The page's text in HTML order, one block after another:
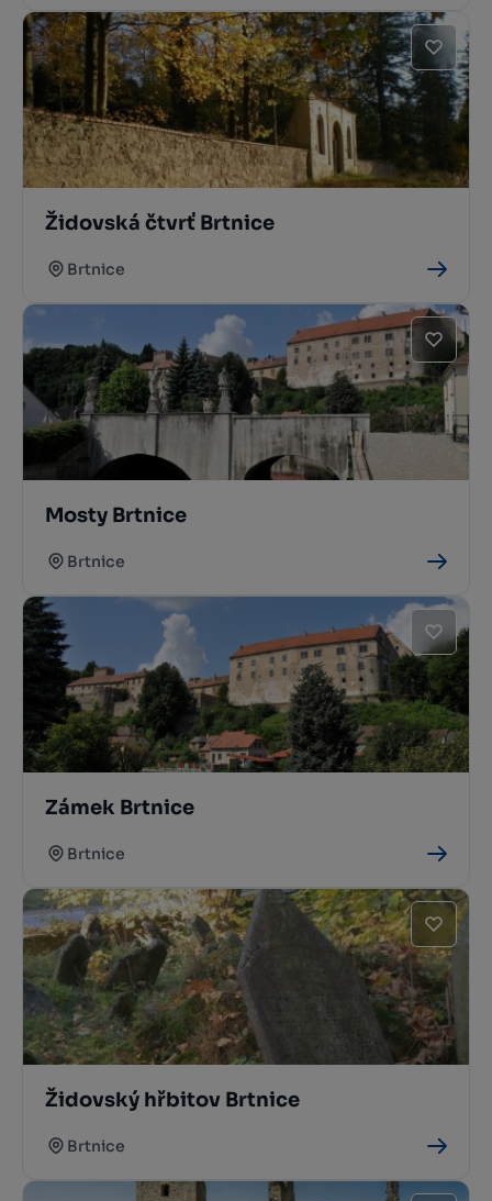
Židovská čtvrť Brtnice
Brtnice
Mosty Brtnice
Brtnice
Zámek Brtnice
Brtnice
Židovský hřbitov Brtnice
Brtnice